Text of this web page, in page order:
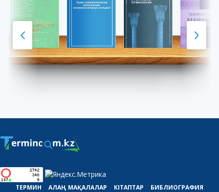
ТЕРМИН АЛАҢ МАҚАЛАЛАР КІТАПТАР
БИБЛИОГРАФИЯ